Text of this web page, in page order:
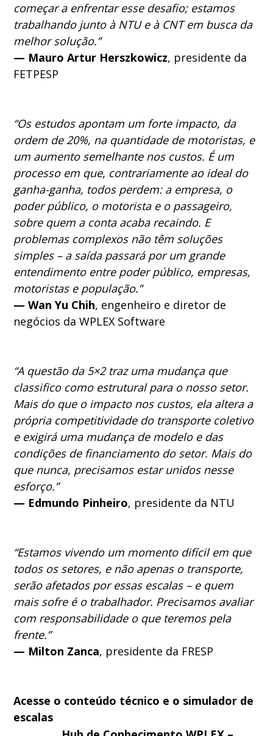
começar a enfrentar esse desafio; estamos
trabalhando junto à NTU e à CNT em busca da
melhor solução.”
— Mauro Artur Herszkowicz, presidente da
FETPESP
“Os estudos apontam um forte impacto, da
ordem de 20%, na quantidade de motoristas, e
um aumento semelhante nos custos. É um
processo em que, contrariamente ao ideal do
ganha-ganha, todos perdem: a empresa, o
poder público, o motorista e o passageiro,
sobre quem a conta acaba recaindo. E
problemas complexos não têm soluções
simples – a saída passará por um grande
entendimento entre poder público, empresas,
motoristas e população.”
— Wan Yu Chih, engenheiro e diretor de
negócios da WPLEX Software
“A questão da 5×2 traz uma mudança que
classifico como estrutural para o nosso setor.
Mais do que o impacto nos custos, ela altera a
própria competitividade do transporte coletivo
e exigirá uma mudança de modelo e das
condições de financiamento do setor. Mais do
que nunca, precisamos estar unidos nesse
esforço.”
— Edmundo Pinheiro, presidente da NTU
“Estamos vivendo um momento difícil em que
todos os setores, e não apenas o transporte,
serão afetados por essas escalas – e quem
mais sofre é o trabalhador. Precisamos avaliar
com responsabilidade o que teremos pela
frente.”
— Milton Zanca, presidente da FRESP
Acesse o conteúdo técnico e o simulador de
escalas